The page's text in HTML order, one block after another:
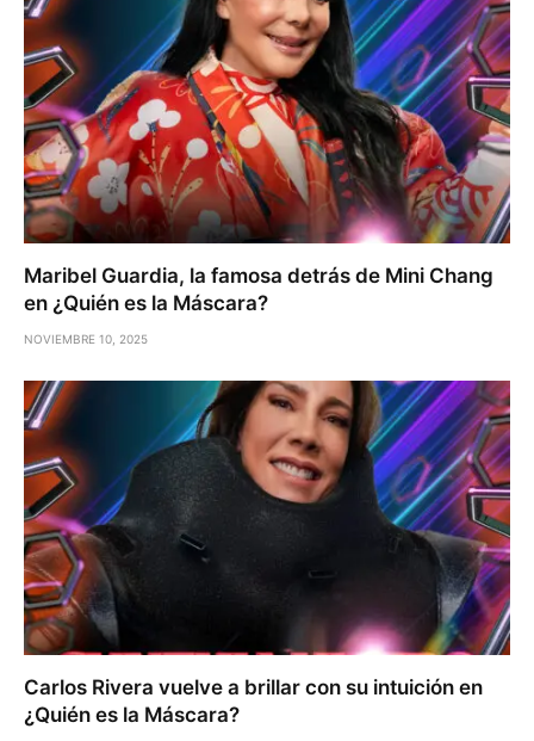
Maribel Guardia, la famosa detrás de Mini Chang
en ¿Quién es la Máscara?
NOVIEMBRE 10, 2025
Carlos Rivera vuelve a brillar con su intuición en
¿Quién es la Máscara?